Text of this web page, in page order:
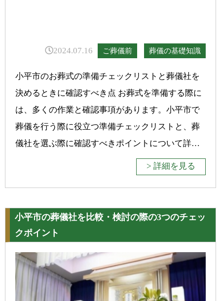
2024.07.16 ご葬儀前 葬儀の基礎知識
小平市のお葬式の準備チェックリストと葬儀社を
決めるときに確認すべき点 お葬式を準備する際に
は、多くの作業と確認事項があります。小平市で
葬儀を行う際に役立つ準備チェックリストと、葬
儀社を選ぶ際に確認すべきポイントについて詳…
> 詳細を見る
小平市の葬儀社を比較・検討の際の3つのチェッ
クポイント